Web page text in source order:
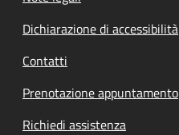
Dichiarazione di accessibilità
Contatti
Prenotazione appuntamento
Richiedi assistenza